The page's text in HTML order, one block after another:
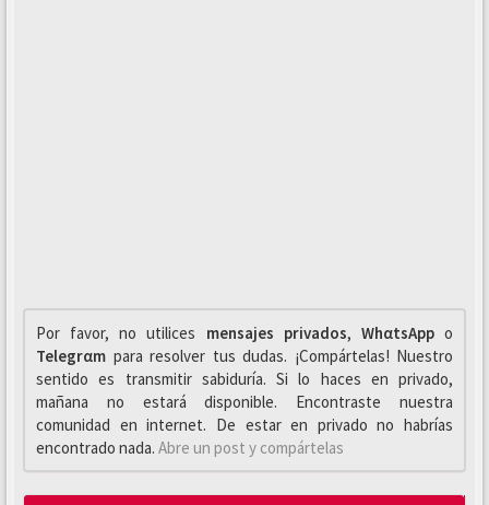
Por favor, no utilices mensajes privados, WhαtsAppo
Telegrαm para resolver tus dudas. ¡Compártelas! Nuestro
sentido es transmitir sabiduría. Si lo haces en privado,
mañana no estará disponible. Encontraste nuestra
comunidad en internet. De estar en privado no habrías
encontrado nada. Abre un post y compártelas